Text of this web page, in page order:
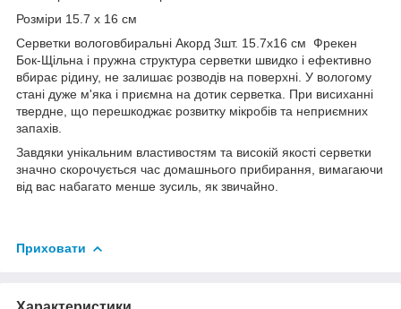
Розміри 15.7 x 16 см
Серветки вологовбиральні Акорд 3шт. 15.7х16 см Фрекен
Бок-Щільна і пружна структура серветки швидко і ефективно
вбирає рідину, не залишає розводів на поверхні. У вологому
стані дуже м'яка і приємна на дотик серветка. При висиханні
твердне, що перешкоджає розвитку мікробів та неприємних
запахів.
Завдяки унікальним властивостям та високій якості серветки
значно скорочується час домашнього прибирання, вимагаючи
від вас набагато менше зусиль, як звичайно.
Приховати